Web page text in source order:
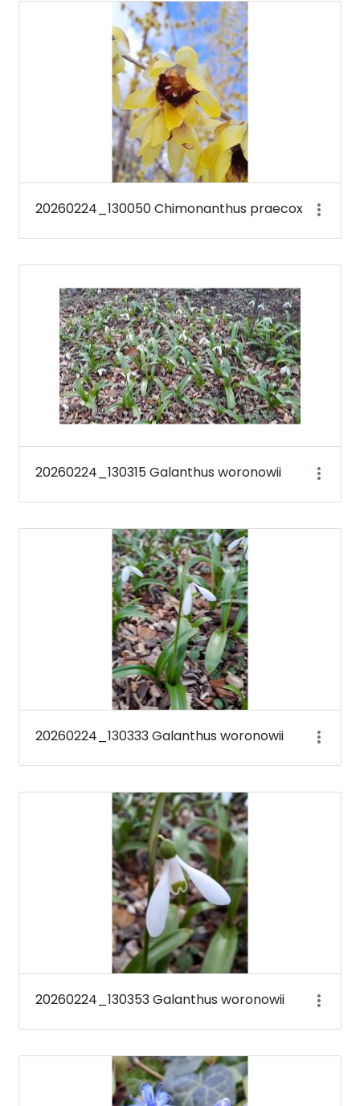
20260224_130050 Chimonanthus praecox
20260224_130315 Galanthus woronowii
20260224_130333 Galanthus woronowii
20260224_130353 Galanthus woronowii